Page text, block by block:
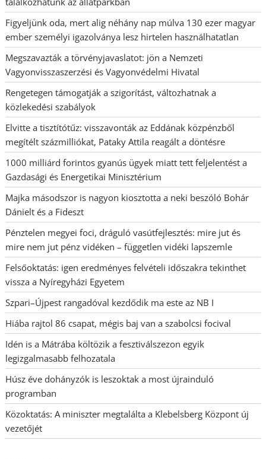
Figyeljünk oda, mert alig néhány nap múlva 130 ezer magyar
ember személyi igazolványa lesz hirtelen használhatatlan
Megszavazták a törvényjavaslatot: jön a Nemzeti
Vagyonvisszaszerzési és Vagyonvédelmi Hivatal
Rengetegen támogatják a szigorítást, változhatnak a
közlekedési szabályok
Elvitte a tisztítótűz: visszavonták az Eddának közpénzből
megítélt százmilliókat, Pataky Attila reagált a döntésre
1000 milliárd forintos gyanús ügyek miatt tett feljelentést a
Gazdasági és Energetikai Minisztérium
Majka másodszor is nagyon kiosztotta a neki beszóló Bohár
Dánielt és a Fideszt
Pénztelen megyei foci, dráguló vasútfejlesztés: mire jut és
mire nem jut pénz vidéken – független vidéki lapszemle
Felsőoktatás: igen eredményes felvételi időszakra tekinthet
vissza a Nyíregyházi Egyetem
Szpari–Újpest rangadóval kezdődik ma este az NB I
Hiába rajtol 86 csapat, mégis baj van a szabolcsi focival
Idén is a Mátrába költözik a fesztiválszezon egyik
legizgalmasabb felhozatala
Húsz éve dohányzók is leszoktak a most újrainduló
programban
Közoktatás: A miniszter megtalálta a Klebelsberg Központ új
vezetőjét